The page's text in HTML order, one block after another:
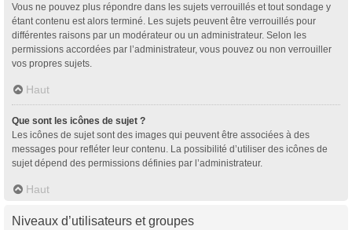
Vous ne pouvez plus répondre dans les sujets verrouillés et tout sondage y
étant contenu est alors terminé. Les sujets peuvent être verrouillés pour
différentes raisons par un modérateur ou un administrateur. Selon les
permissions accordées par l’administrateur, vous pouvez ou non verrouiller
vos propres sujets.
Haut
Que sont les icônes de sujet ?
Les icônes de sujet sont des images qui peuvent être associées à des
messages pour refléter leur contenu. La possibilité d’utiliser des icônes de
sujet dépend des permissions définies par l’administrateur.
Haut
Niveaux d’utilisateurs et groupes